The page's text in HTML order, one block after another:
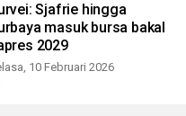
Sjafrie hingga
masuk bursa bakal
2029
10 Februari 2026